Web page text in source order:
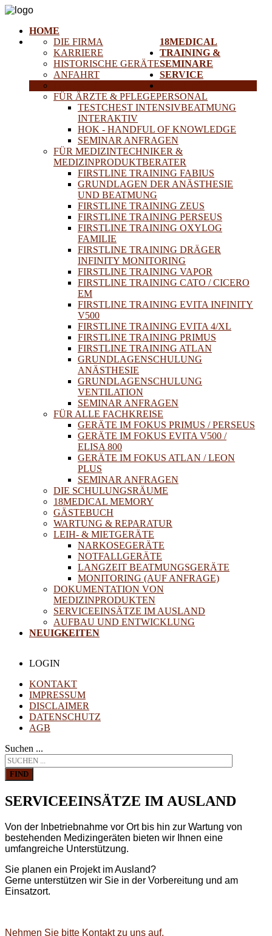
HOME
18MEDICAL
DIE FIRMA
KARRIERE
HISTORISCHE GERÄTE
ANFAHRT
TRAINING &
SEMINARE
FÜR ÄRZTE & PFLEGEPERSONAL
TESTCHEST INTENSIVBEATMUNG
INTERAKTIV
HOK - HANDFUL OF KNOWLEDGE
SEMINAR ANFRAGEN
FÜR MEDIZINTECHNIKER &
MEDIZINPRODUKTBERATER
FIRSTLINE TRAINING FABIUS
GRUNDLAGEN DER ANÄSTHESIE
UND BEATMUNG
FIRSTLINE TRAINING ZEUS
FIRSTLINE TRAINING PERSEUS
FIRSTLINE TRAINING OXYLOG
FAMILIE
FIRSTLINE TRAINING DRÄGER
INFINITY MONITORING
FIRSTLINE TRAINING VAPOR
FIRSTLINE TRAINING CATO / CICERO
EM
FIRSTLINE TRAINING EVITA INFINITY
V500
FIRSTLINE TRAINING EVITA 4/XL
FIRSTLINE TRAINING PRIMUS
FIRSTLINE TRAINING ATLAN
GRUNDLAGENSCHULUNG
ANÄSTHESIE
GRUNDLAGENSCHULUNG
VENTILATION
SEMINAR ANFRAGEN
FÜR ALLE FACHKREISE
GERÄTE IM FOKUS PRIMUS / PERSEUS
GERÄTE IM FOKUS EVITA V500 /
ELISA 800
GERÄTE IM FOKUS ATLAN / LEON
PLUS
SEMINAR ANFRAGEN
DIE SCHULUNGSRÄUME
18MEDICAL MEMORY
GÄSTEBUCH
SERVICE
WARTUNG & REPARATUR
LEIH- & MIETGERÄTE
NARKOSEGERÄTE
NOTFALLGERÄTE
LANGZEIT BEATMUNGSGERÄTE
MONITORING (AUF ANFRAGE)
DOKUMENTATION VON
MEDIZINPRODUKTEN
SERVICEEINSÄTZE IM AUSLAND
AUFBAU UND ENTWICKLUNG
NEUIGKEITEN
LOGIN
KONTAKT
IMPRESSUM
DISCLAIMER
DATENSCHUTZ
AGB
Suchen ...
FIND
SERVICEEINSÄTZE IM AUSLAND
Von der Inbetriebnahme vor Ort bis hin zur Wartung von
bestehenden Medizingeräten bieten wir Ihnen eine
umfangreiche Unterstützung.
Sie planen ein Projekt im Ausland?
Gerne unterstützen wir Sie in der Vorbereitung und am
Einsatzort.
Nehmen Sie bitte Kontakt zu uns auf.